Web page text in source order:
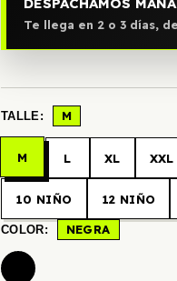
Te llega en 2 o 3 días,
TALLE: M
M L XL XXL
10 NIÑO 12 NIÑO
COLOR: NEGRA